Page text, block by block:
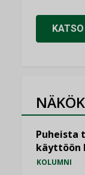
Puheista
käyttöön
KOLUMNI